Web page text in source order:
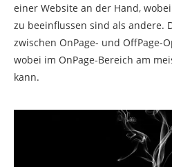
einer Website an der Hand,
zu beeinflussen sind als andere.
zwischen OnPage- und OffPage-
wobei im OnPage-Bereich am
kann.